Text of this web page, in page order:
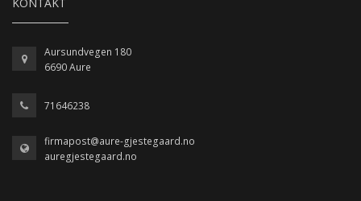
Aursundvegen 180
6690 Aure
71646238
firmapost@aure-gjestegaard.no
auregjestegaard.no